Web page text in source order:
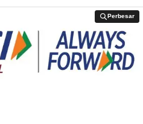
Perbesar
Perbesar